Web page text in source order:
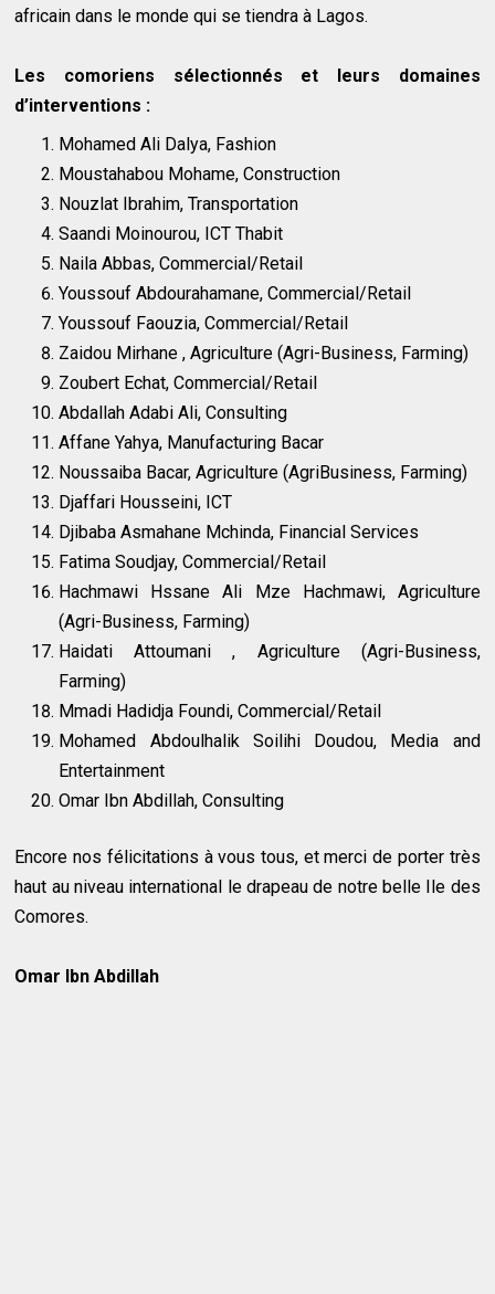
africain dans le monde qui se tiendra à Lagos.
Les comoriens sélectionnés et leurs domaines
d’interventions :
Mohamed Ali Dalya, Fashion
Moustahabou Mohame, Construction
Nouzlat Ibrahim, Transportation
Saandi Moinourou, ICT Thabit
Naila Abbas, Commercial/Retail
Youssouf Abdourahamane, Commercial/Retail
Youssouf Faouzia, Commercial/Retail
Zaidou Mirhane , Agriculture (Agri-Business, Farming)
Zoubert Echat, Commercial/Retail
Abdallah Adabi Ali, Consulting
Affane Yahya, Manufacturing Bacar
Noussaiba Bacar, Agriculture (AgriBusiness, Farming)
Djaffari Housseini, ICT
Djibaba Asmahane Mchinda, Financial Services
Fatima Soudjay, Commercial/Retail
Hachmawi Hssane Ali Mze Hachmawi, Agriculture
(Agri-Business, Farming)
Haidati Attoumani , Agriculture (Agri-Business,
Farming)
Mmadi Hadidja Foundi, Commercial/Retail
Mohamed Abdoulhalik Soilihi Doudou, Media and
Entertainment
Omar Ibn Abdillah, Consulting
Encore nos félicitations à vous tous, et merci de porter très
haut au niveau international le drapeau de notre belle Ile des
Comores.
Omar Ibn Abdillah